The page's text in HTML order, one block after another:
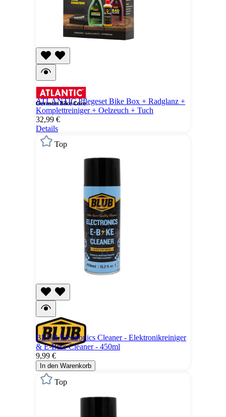
ATLANTIC Pflegeset Bike Box + Radglanz +
Komplettreiniger + Oelzeuch + Tuch
32,99 €
Details
Top
BLUB Electronics Cleaner - Elektronikreiniger
& E-Bike Cleaner - 450ml
9,99 €
In den Warenkorb
Top